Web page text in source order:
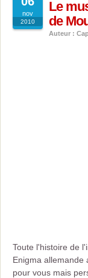
nov
2010
Le
de
Auteur :
Toute l'histoire de
Enigma allemande
pour vous mais